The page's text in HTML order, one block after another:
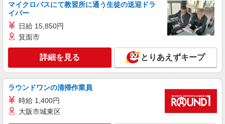
アルバイト 契約社員
パーソルビジネスプロセスデザイン株式会社
東京都板橋区
キープ 詳細を見る
派遣社員
株式会社ウィズ
マイクロバスにて教習所に通う生徒の送迎ドラ
イバー
日給 15,850円
箕面市
詳細を見る とりあえずキープ
ラウンドワンの清掃作業員
時給 1,400円
大阪市城東区